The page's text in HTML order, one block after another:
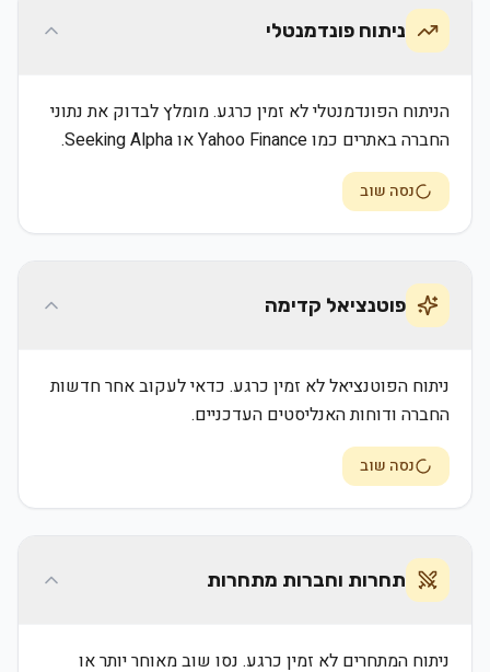
ניתוח פונדמנטלי
הניתוח הפונדמנטלי לא זמין כרגע. מומלץ לבדוק את נתוני
החברה באתרים כמו Yahoo Finance או Seeking Alpha.
נסה שוב
פוטנציאל קדימה
ניתוח הפוטנציאל לא זמין כרגע. כדאי לעקוב אחר חדשות
החברה ודוחות האנליסטים העדכניים.
נסה שוב
תחרות וחברות מתחרות
ניתוח המתחרים לא זמין כרגע. נסו שוב מאוחר יותר או